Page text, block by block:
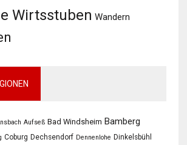
Wirtsstuben Wandern
Aufseß Bad Windsheim Bamberg
Coburg Dechsendorf Dennenlohe Dinkelsbühl